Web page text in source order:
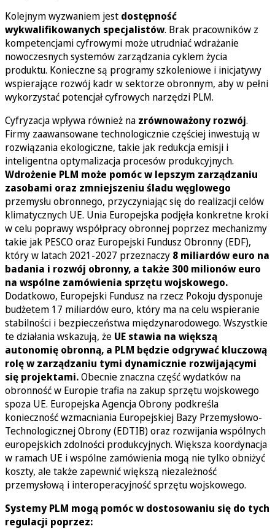
Kolejnym wyzwaniem jest dostępność
wykwalifikowanych specjalistów. Brak pracowników z
kompetencjami cyfrowymi może utrudniać wdrażanie
nowoczesnych systemów zarządzania cyklem życia
produktu. Konieczne są programy szkoleniowe i inicjatywy
wspierające rozwój kadr w sektorze obronnym, aby w pełni
wykorzystać potencjał cyfrowych narzędzi PLM.
Cyfryzacja wpływa również na zrównoważony rozwój.
Firmy zaawansowane technologicznie częściej inwestują w
rozwiązania ekologiczne, takie jak redukcja emisji i
inteligentna optymalizacja procesów produkcyjnych.
Wdrożenie PLM może pomóc w lepszym zarządzaniu
zasobami oraz zmniejszeniu śladu węglowego
przemysłu obronnego, przyczyniając się do realizacji celów
klimatycznych UE. Unia Europejska podjęła konkretne kroki
w celu poprawy współpracy obronnej poprzez mechanizmy
takie jak PESCO oraz Europejski Fundusz Obronny (EDF),
który w latach 2021-2027 przeznaczy 8 miliardów euro na
badania i rozwój obronny, a także 300 milionów euro
na wspólne zamówienia sprzętu wojskowego.
Dodatkowo, Europejski Fundusz na rzecz Pokoju dysponuje
budżetem 17 miliardów euro, który ma na celu wspieranie
stabilności i bezpieczeństwa międzynarodowego. Wszystkie
te działania wskazują, że UE stawia na większą
autonomię obronną, a PLM będzie odgrywać kluczową
rolę w zarządzaniu tymi dynamicznie rozwijającymi
się projektami.Obecnie znaczna część wydatków na
obronność w Europie trafia na zakup sprzętu wojskowego
spoza UE. Europejska Agencja Obrony podkreśla
konieczność wzmacniania Europejskiej Bazy Przemysłowo-
Technologicznej Obrony (EDTIB) oraz rozwijania wspólnych
europejskich zdolności produkcyjnych. Większa koordynacja
w ramach UE i wspólne zamówienia mogą nie tylko obniżyć
koszty, ale także zapewnić większą niezależność
przemysłową i interoperacyjność sprzętu wojskowego.
Systemy PLM mogą pomóc w dostosowaniu się do tych
regulacji poprzez: